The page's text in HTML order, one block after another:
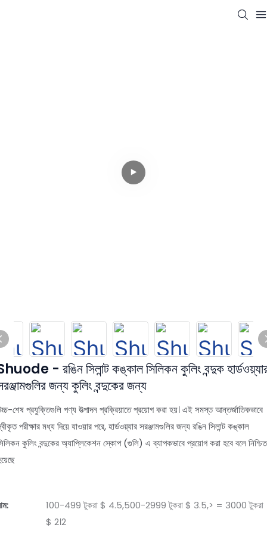
- রঙিন সিলান্ট কঙ্কাল সিলিকন কুলিং বন্দুক
জন্য কুলিং বন্দুকের জন্য
শেষ প্রযুক্তিগুলি পণ্য উত্পাদন প্রক্রিয়াতে প্রয়োগ করা হয়। এই সমস্ত আন্তর্জাতিকভাবে
পরীক্ষার মধ্য দিয়ে যাওয়ার পরে, হার্ডওয়্যার সরঞ্জামগুলির জন্য রঙিন সিলান্ট কঙ্কাল
কুলিং বন্দুকের অ্যাপ্লিকেশন স্কোপ (গুলি) এ ব্যাপকভাবে প্রয়োগ করা হবে বলে নিশ্চিত
100-499 টুকরা $ 4.5,500-2999 টুকরা $ 3.5,> = 3000 টুকরা
$ 2।2